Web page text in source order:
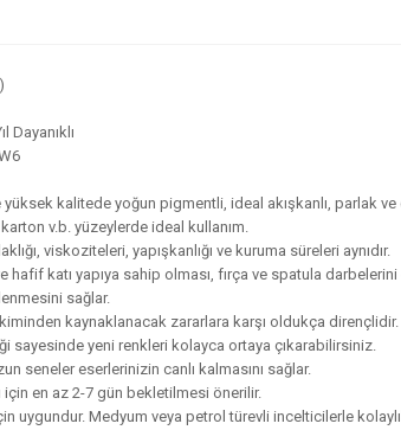
Dayanıklı
kalitede yoğun pigmentli, ideal akışkanlı, parlak ve
v.b. yüzeylerde ideal kullanım.
viskoziteleri, yapışkanlığı ve kuruma süreleri aynıdır.
hafif katı yapıya sahip olması, fırça ve spatula
sağlar.
kaynaklanacak zararlara karşı oldukça dirençlidir.
sayesinde yeni renkleri kolayca ortaya çıkarabilirsiniz.
seneler eserlerinizin canlı kalmasını sağlar.
için en az 2-7 gün bekletilmesi önerilir.
uygundur. Medyum veya petrol türevli incelticilerle